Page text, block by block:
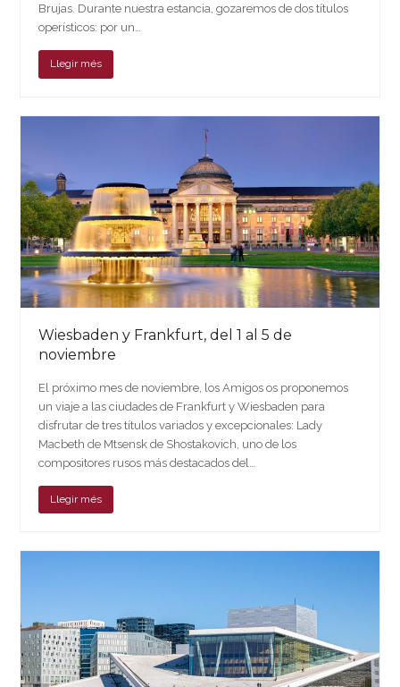
Brujas. Durante nuestra estancia, gozaremos de dos títulos
operísticos: por un…
Llegir més
Wiesbaden y Frankfurt, del 1 al 5 de
noviembre
El próximo mes de noviembre, los Amigos os proponemos
un viaje a las ciudades de Frankfurt y Wiesbaden para
disfrutar de tres títulos variados y excepcionales: Lady
Macbeth de Mtsensk de Shostakovich, uno de los
compositores rusos más destacados del…
Llegir més